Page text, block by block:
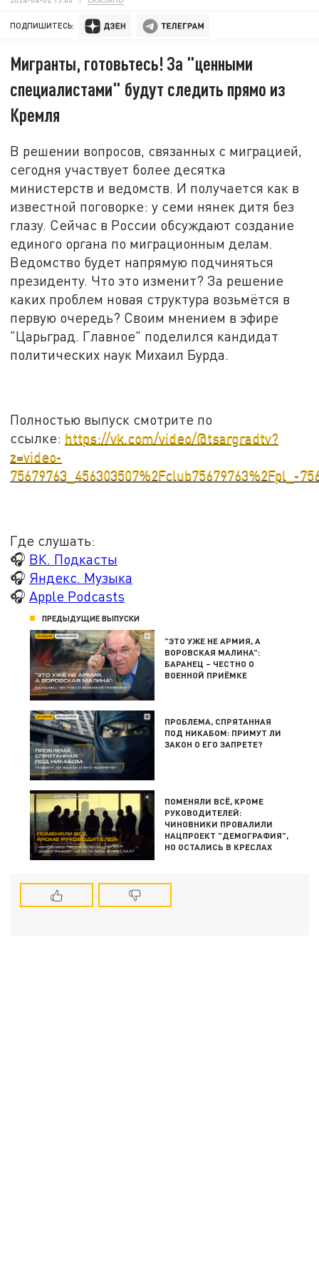
ПОДПИШИТЕСЬ:
Мигранты, готовьтесь! За "ценными
специалистами" будут следить прямо из
Кремля
В решении вопросов, связанных с миграцией,
сегодня участвует более десятка
министерств и ведомств. И получается как в
известной поговорке: у семи нянек дитя без
глазу. Сейчас в России обсуждают создание
единого органа по миграционным делам.
Ведомство будет напрямую подчиняться
президенту. Что это изменит? За решение
каких проблем новая структура возьмётся в
первую очередь? Своим мнением в эфире
"Царьград. Главное" поделился кандидат
политических наук Михаил Бурда.
Полностью выпуск смотрите по
ссылке: https://vk.com/video/@tsargradtv?
z=video-
75679763_456303507%2Fclub75679763%2Fpl_-
Где слушать:
🎧 ВК. Подкасты
🎧 Яндекс. Музыка
🎧Apple Podcasts
ПРЕДЫДУЩИЕ ВЫПУСКИ
"ЭТО УЖЕ НЕ АРМИЯ, А
ВОРОВСКАЯ МАЛИНА":
БАРАНЕЦ – ЧЕСТНО О
ВОЕННОЙ ПРИЁМКЕ
ПРОБЛЕМА, СПРЯТАННАЯ
ПОД НИКАБОМ: ПРИМУТ ЛИ
ЗАКОН О ЕГО ЗАПРЕТЕ?
ПОМЕНЯЛИ ВСЁ, КРОМЕ
РУКОВОДИТЕЛЕЙ:
ЧИНОВНИКИ ПРОВАЛИЛИ
НАЦПРОЕКТ "ДЕМОГРАФИЯ",
НО ОСТАЛИСЬ В КРЕСЛАХ